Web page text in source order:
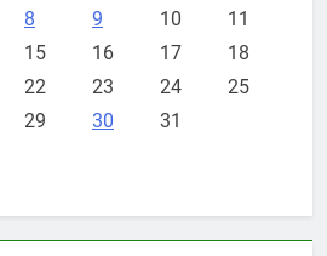
8 9 10
11
15 16 17
18
22 23 24
25
29 30 31